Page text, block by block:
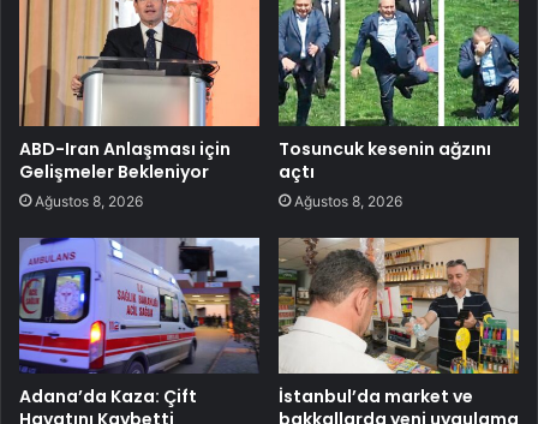
ABD-Iran Anlaşması için
Gelişmeler Bekleniyor
Ağustos 8, 2026
Tosuncuk kesenin ağzını
açtı
Ağustos 8, 2026
Adana’da Kaza: Çift
Hayatını Kaybetti
İstanbul’da market ve
bakkallarda yeni uygulama